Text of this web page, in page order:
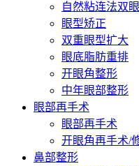
自然粘连法双
眼型矫正
双重眼型扩大
眼底脂肪重排
开眼角整形
中年眼部整形
眼部再手术
眼部再手术
开眼角再手术/
鼻部整形